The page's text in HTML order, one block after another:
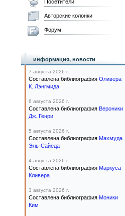
Посетители
Авторские колонки
Форум
информация, новости
7 августа 2026 г.
Составлена библиография Оливера
К. Лэнгмида
6 августа 2026 г.
Составлена библиография Вероники
Дж. Генри
5 августа 2026 г.
Составлена библиография Махмуда
Эль-Сайеда
4 августа 2026 г.
Составлена библиография Маркуса
Кливера
3 августа 2026 г.
Составлена библиография Моники
Ким